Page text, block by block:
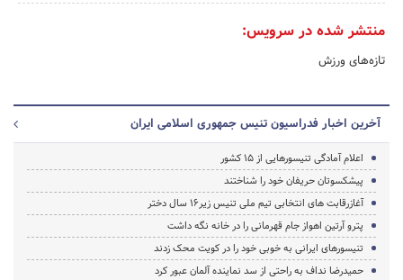
منتشر شده در سرویس:
تازه‌های ورزش
آخرین اخبار فدراسیون تنیس جمهوری اسلامی ایران
اعلام آمادگی تنیسورهایی از ۱۵ کشور
پیشکسوتان حریفان خود را شناختند
آغازرقابت های انتخابی تیم ملی تنیس زیر16 سال دختر
پترو آرتین اهواز جام قهرمانی را در خانه نگه داشت
تنیسورهای ایرانی به خوبی خود را در کویت محک زدند
حمیدرضا نداف به راحتی از سد نماینده آلمان عبور کرد